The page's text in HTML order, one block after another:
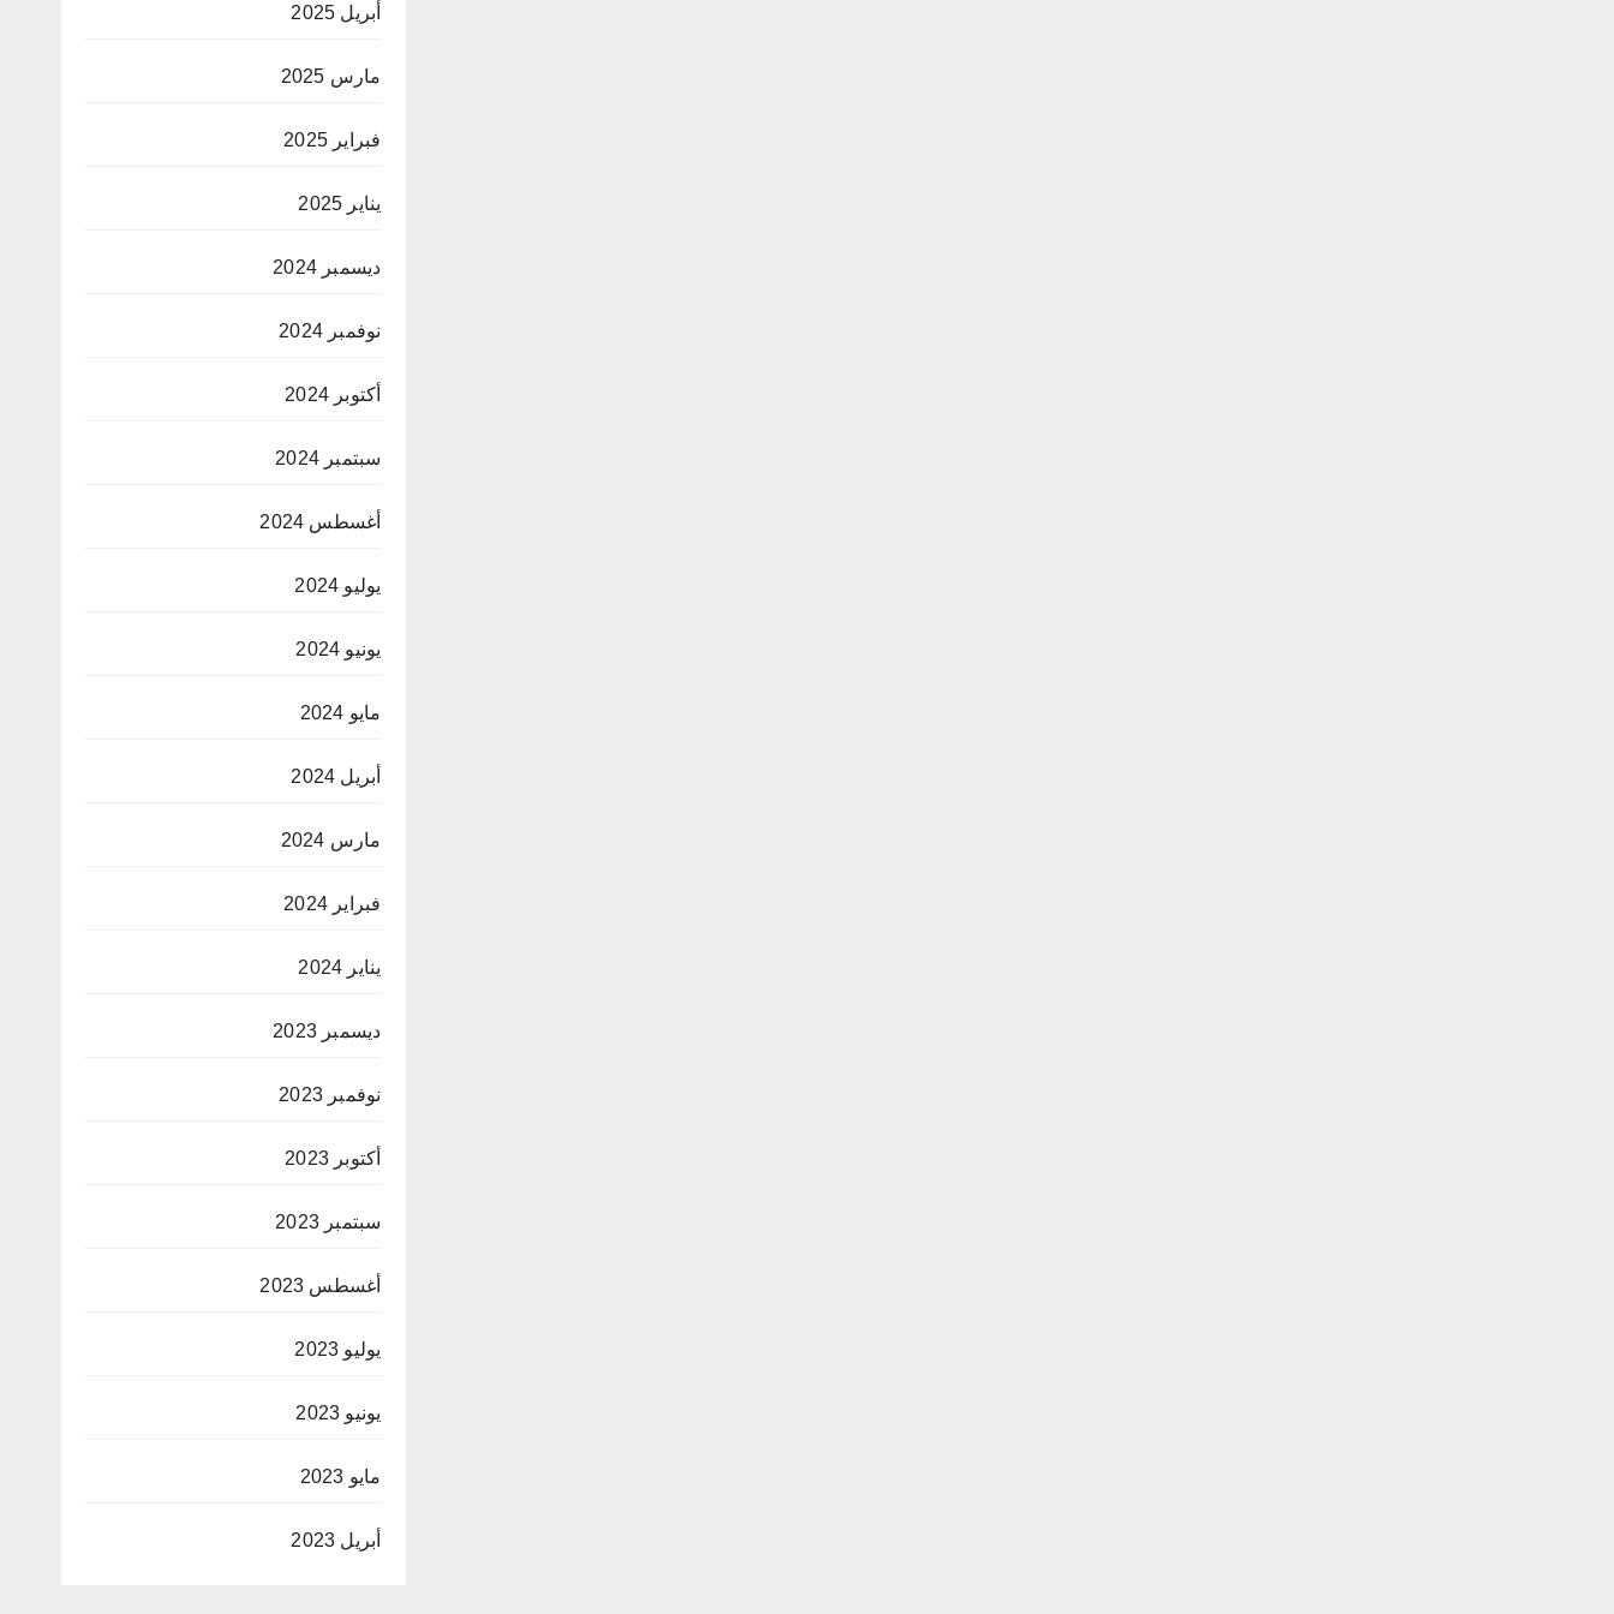
أبريل 2025
مارس 2025
فبراير 2025
يناير 2025
ديسمبر 2024
نوفمبر 2024
أكتوبر 2024
سبتمبر 2024
أغسطس 2024
يوليو 2024
يونيو 2024
مايو 2024
أبريل 2024
مارس 2024
فبراير 2024
يناير 2024
ديسمبر 2023
نوفمبر 2023
أكتوبر 2023
سبتمبر 2023
أغسطس 2023
يوليو 2023
يونيو 2023
مايو 2023
أبريل 2023